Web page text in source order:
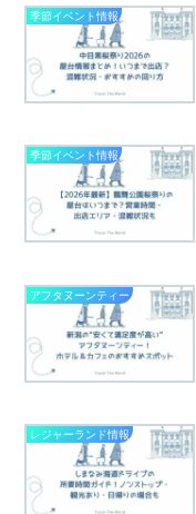
季節イベント情報
季節イベント情報
アフタヌーンティー
レジャーランド情報